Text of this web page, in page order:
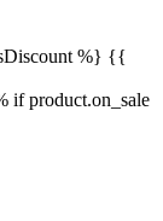
%} {{
if product.on_sale